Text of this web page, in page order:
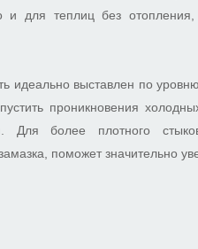
и для теплиц без
идеально выставлен по
проникновения
более плотного
поможет значительно